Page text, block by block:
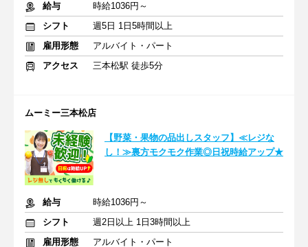
給与
時給1036円～
シフト
週5日 1日5時間以上
雇用形態
アルバイト・パート
アクセス
三本松駅 徒歩5分
ムーミー三本松店
【野菜・果物の品出しスタッフ】≪レジな
し！≫裏方モクモク作業◎日祝時給アップ★
給与
時給1036円～
シフト
週2日以上 1日3時間以上
雇用形態
アルバイト・パート